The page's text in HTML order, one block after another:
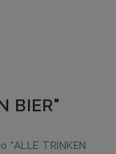
BIER"
TRINKEN